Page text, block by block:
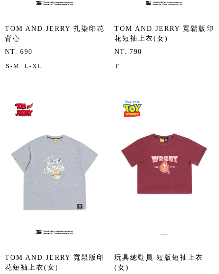
TOM AND JERRY 扎染印花
背心
NT. 690
S-M L-XL
TOM AND JERRY 寬鬆版印
花短袖上衣(女)
NT. 790
F
TOM AND JERRY 寬鬆版印
花短袖上衣(女)
玩具總動員 短版短袖上衣
(女)